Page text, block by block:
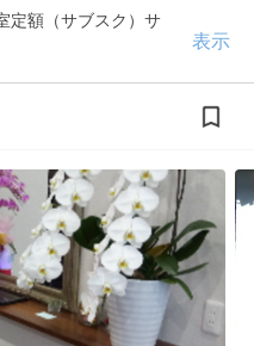
定額（サブスク）サ
表示